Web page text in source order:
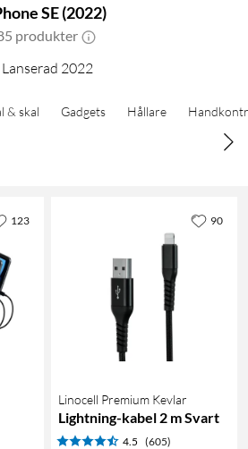
SE (2022)
produkter
Lanserad 2022
& skal Gadgets Hållare
123
Linocell Premium Kevlar
Lightning-kabel 2 m Svart
4.5 (605)
90